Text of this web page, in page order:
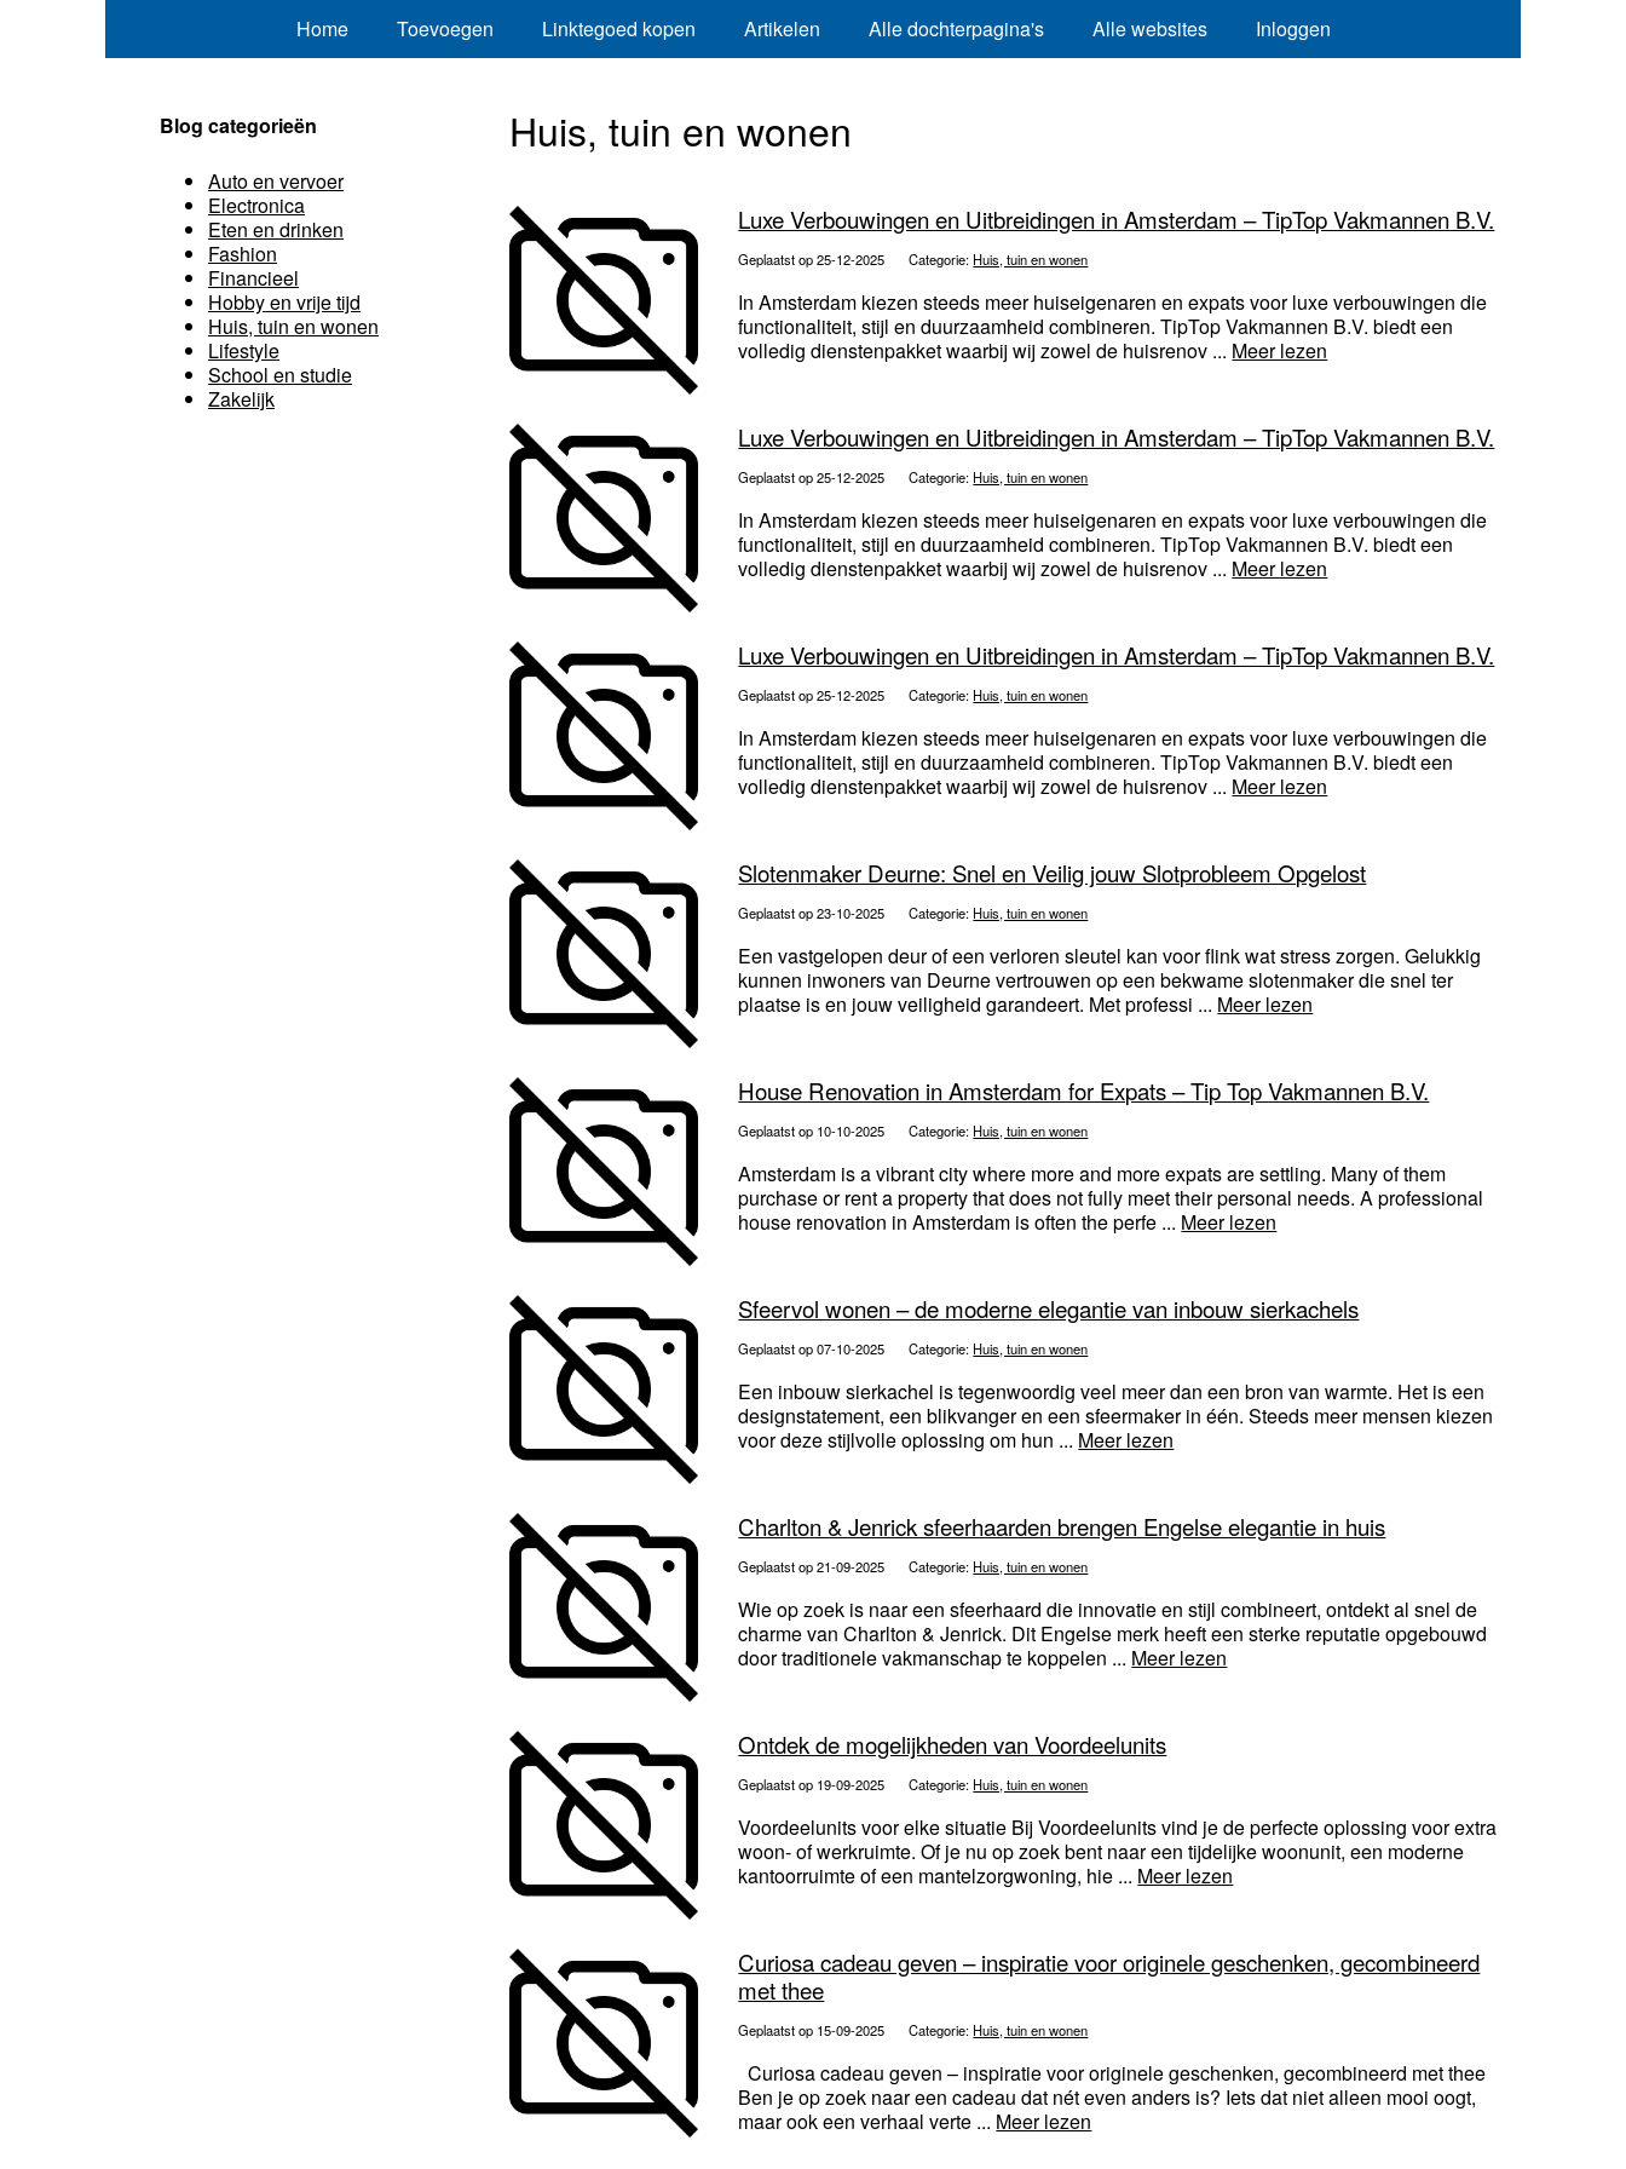
Home Toevoegen Linktegoed kopen Artikelen Alle dochterpagina's Alle websites Inloggen
Huis, tuin en wonen
Luxe Verbouwingen en Uitbreidingen in Amsterdam – TipTop Vakmannen B.V.
Geplaatst op 25-12-2025 Categorie: Huis, tuin en wonen
In Amsterdam kiezen steeds meer huiseigenaren en expats voor luxe verbouwingen die
functionaliteit, stijl en duurzaamheid combineren. TipTop Vakmannen B.V. biedt een
volledig dienstenpakket waarbij wij zowel de huisrenov ... Meer lezen
Luxe Verbouwingen en Uitbreidingen in Amsterdam – TipTop Vakmannen B.V.
Geplaatst op 25-12-2025 Categorie: Huis, tuin en wonen
In Amsterdam kiezen steeds meer huiseigenaren en expats voor luxe verbouwingen die
functionaliteit, stijl en duurzaamheid combineren. TipTop Vakmannen B.V. biedt een
volledig dienstenpakket waarbij wij zowel de huisrenov ... Meer lezen
Luxe Verbouwingen en Uitbreidingen in Amsterdam – TipTop Vakmannen B.V.
Geplaatst op 25-12-2025 Categorie: Huis, tuin en wonen
In Amsterdam kiezen steeds meer huiseigenaren en expats voor luxe verbouwingen die
functionaliteit, stijl en duurzaamheid combineren. TipTop Vakmannen B.V. biedt een
volledig dienstenpakket waarbij wij zowel de huisrenov ... Meer lezen
Slotenmaker Deurne: Snel en Veilig jouw Slotprobleem Opgelost
Geplaatst op 23-10-2025 Categorie: Huis, tuin en wonen
Een vastgelopen deur of een verloren sleutel kan voor flink wat stress zorgen. Gelukkig
kunnen inwoners van Deurne vertrouwen op een bekwame slotenmaker die snel ter
plaatse is en jouw veiligheid garandeert. Met professi ... Meer lezen
House Renovation in Amsterdam for Expats – Tip Top Vakmannen B.V.
Geplaatst op 10-10-2025 Categorie: Huis, tuin en wonen
Amsterdam is a vibrant city where more and more expats are settling. Many of them
purchase or rent a property that does not fully meet their personal needs. A professional
house renovation in Amsterdam is often the perfe ... Meer lezen
Sfeervol wonen – de moderne elegantie van inbouw sierkachels
Geplaatst op 07-10-2025 Categorie: Huis, tuin en wonen
Een inbouw sierkachel is tegenwoordig veel meer dan een bron van warmte. Het is een
designstatement, een blikvanger en een sfeermaker in één. Steeds meer mensen kiezen
voor deze stijlvolle oplossing om hun ... Meer lezen
Charlton & Jenrick sfeerhaarden brengen Engelse elegantie in huis
Geplaatst op 21-09-2025 Categorie: Huis, tuin en wonen
Wie op zoek is naar een sfeerhaard die innovatie en stijl combineert, ontdekt al snel de
charme van Charlton & Jenrick. Dit Engelse merk heeft een sterke reputatie opgebouwd
door traditionele vakmanschap te koppelen ... Meer lezen
Ontdek de mogelijkheden van Voordeelunits
Geplaatst op 19-09-2025 Categorie: Huis, tuin en wonen
Voordeelunits voor elke situatie Bij Voordeelunits vind je de perfecte oplossing voor extra
woon- of werkruimte. Of je nu op zoek bent naar een tijdelijke woonunit, een moderne
kantoorruimte of een mantelzorgwoning, hie ... Meer lezen
Curiosa cadeau geven – inspiratie voor originele geschenken, gecombineerd
met thee
Geplaatst op 15-09-2025 Categorie: Huis, tuin en wonen
Curiosa cadeau geven – inspiratie voor originele geschenken, gecombineerd met thee
Ben je op zoek naar een cadeau dat nét even anders is? Iets dat niet alleen mooi oogt,
maar ook een verhaal verte ... Meer lezen
Blog categorieën
Auto en vervoer
Electronica
Eten en drinken
Fashion
Financieel
Hobby en vrije tijd
Huis, tuin en wonen
Lifestyle
School en studie
Zakelijk